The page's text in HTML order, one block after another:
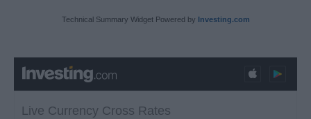
Technical Summary Widget Powered by Investing.com